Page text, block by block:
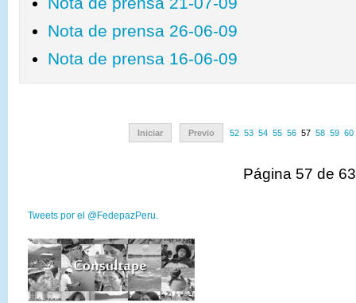
Nota de prensa 26-06-09
Nota de prensa 16-06-09
Iniciar Previo 52 53 54 55 56 57 58 59 60
Página 57 de 63
Tweets por el @FedepazPeru.